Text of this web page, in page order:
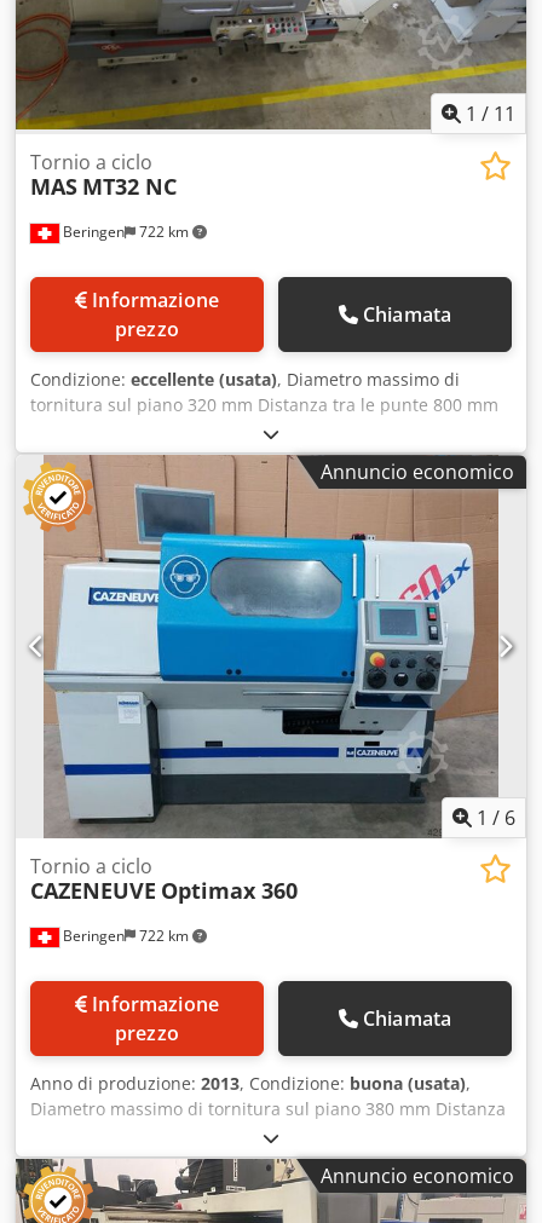
DIN/ISO
1 / 11
Beringen 722 km
Tornio a ciclo
MAS MT32 NC
prezzo
Chiamata
Condizione: eccellente (usata), Diametro massimo di
tornitura sul piano 320 mm Distanza tra le punte 800 mm
Velocità di rotazione del mandrino: -4000 giri/min
Controllo: HEIDENHAIN Manual Plus M Vari accessori
Chodpfsi Ezhqox Ab Ssa MARCELS MASCHINEN CH
Annuncio economico
1 / 6
Beringen 722 km
Tornio a ciclo
CAZENEUVE Optimax 360
prezzo
Chiamata
Anno di produzione: 2013, Condizione: buona (usata),
Diametro massimo di tornitura sul piano 380 mm Distanza
tra le punte 700 mm Velocità di rotazione del mandrino:
-2500 giri/min Sistema di controllo: SIEMENS Optica Varie
attrezzature accessorie Chjdpehp Razsfx Ab Sja MARCELS
MASCHINEN CH
Annuncio economico